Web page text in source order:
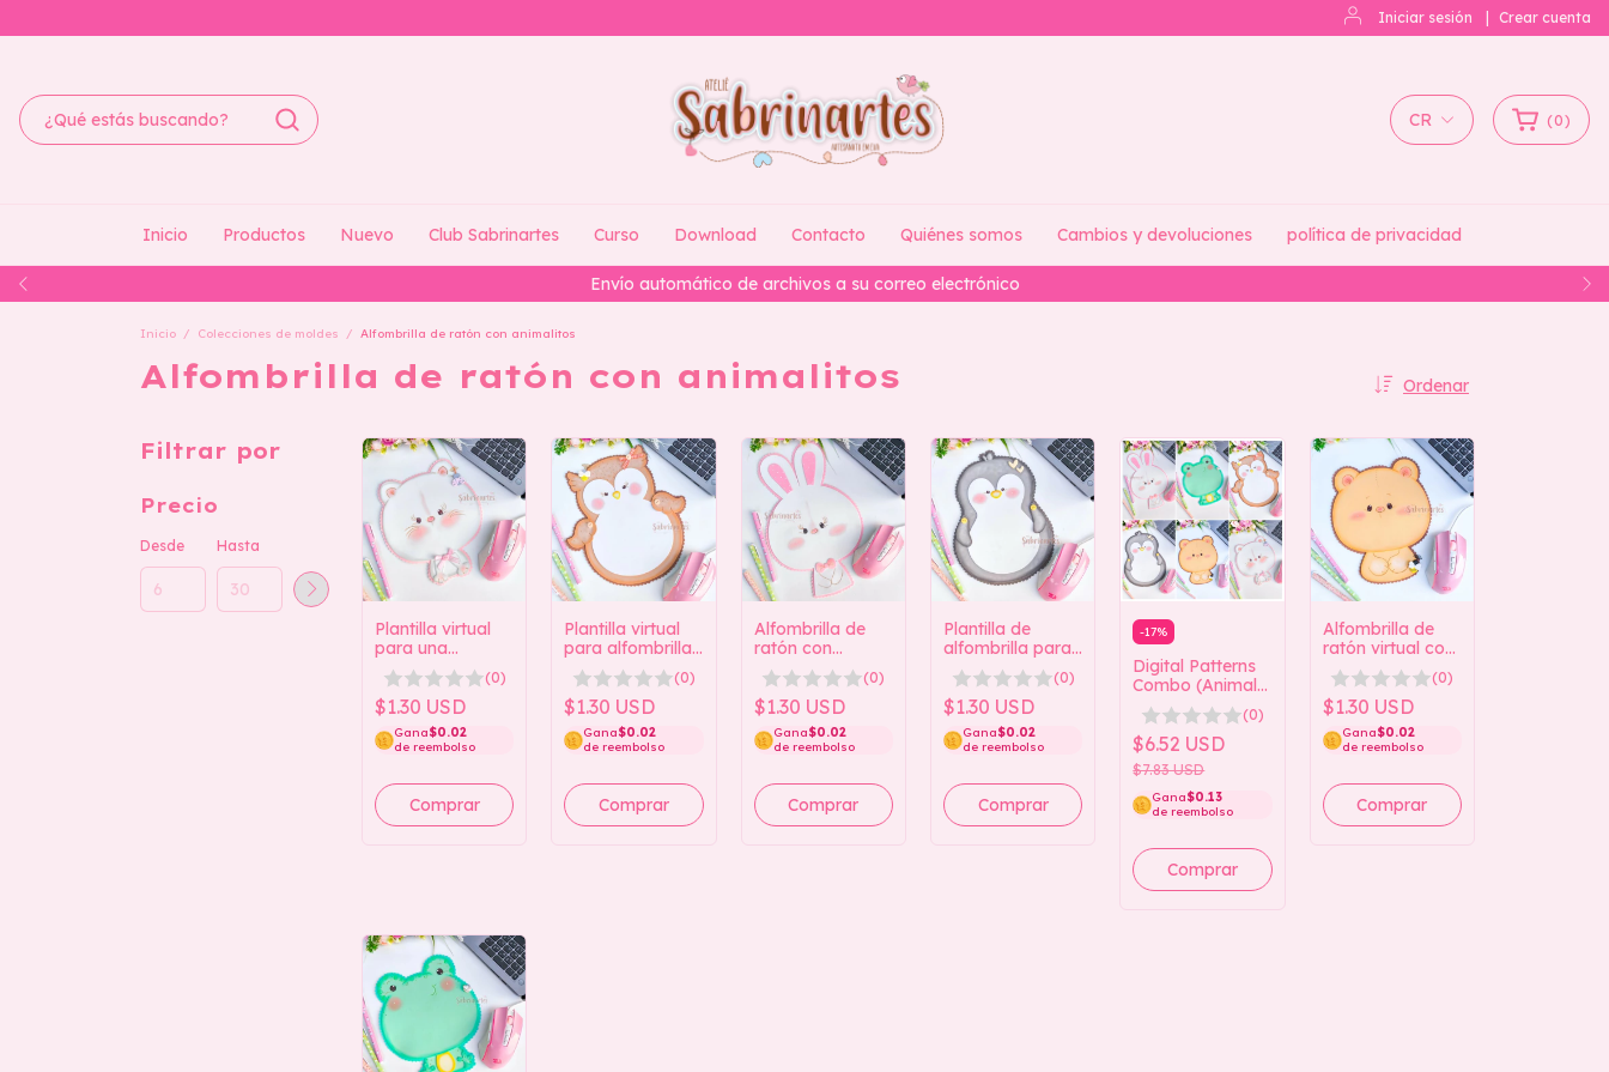
Iniciar sesión Crear cuenta
Envío automático de archivos a su correo electrónico
CR (0)
Inicio Productos Nuevo Club Sabrinartes Curso Download Contacto Quiénes somos Cambios y devoluciones política de privacidad
Inicio / Colecciones de moldes / Alfombrilla de ratón con animalitos
Alfombrilla de ratón con animalitos Ordenar
Filtrar por
Precio
Desde Hasta
Plantilla virtual
para una
alfombrilla de
ratón con diseño
de gatito
(Colección de
alfombrillas de
de animales)
(0)
$1.30 USD
Gana$0.02
de reembolso
Plantilla virtual
para alfombrilla
de ratón con
forma de búho
(Colección de
alfombrillas de
ratón con
(0)
$1.30 USD
Gana$0.02
de reembolso
Alfombrilla de
ratón con
plantilla virtual
de conejito
(Colección de
alfombrillas de
ratón de
(0)
$1.30 USD
Gana$0.02
de reembolso
Plantilla de
alfombrilla para
ratón de
pingüino virtual
(colección de
alfombrillas para
ratón de
(0)
$1.30 USD
Gana$0.02
de reembolso
-17%
Digital Patterns
Combo (Animal
Mousepad
Collection)
(0)
$6.52 USD
$7.83 USD
Gana$0.13
de reembolso
Alfombrilla de
ratón virtual con
diseño de oso de
peluche
(Colección de
alfombrillas de
ratón con
(0)
$1.30 USD
Gana$0.02
de reembolso